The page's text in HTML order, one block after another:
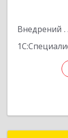
Внедрений